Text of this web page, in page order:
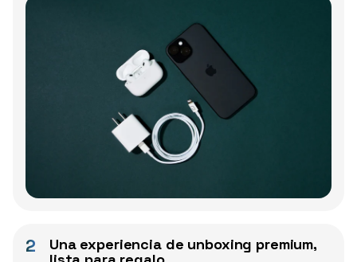
2
Una experiencia de unboxing premium,